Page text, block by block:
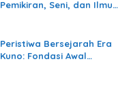
Pemikiran, Seni, dan Ilmu
Peristiwa Bersejarah Era
Kuno: Fondasi Awal